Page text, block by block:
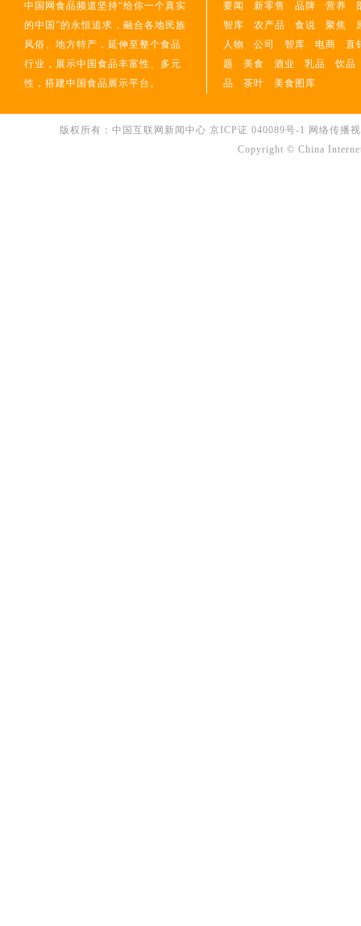
中国网食品频道坚持“给你一个真实
的中国”的永恒追求，融合各地民族
风俗、地方特产，延伸至整个食品
行业，展示中国食品丰富性、多元
性，搭建中国食品展示平台。
要闻 新零售 品牌 营养
智库
农产品 食说 聚焦
人物
公司 智库 电商
直
题
美食 酒业 乳品
饮品
品
茶叶 美食图库
版权所有：中国互联网新闻中心 京ICP证 040089号-1 网络传播
Copyright © China